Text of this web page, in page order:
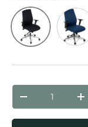
Menge